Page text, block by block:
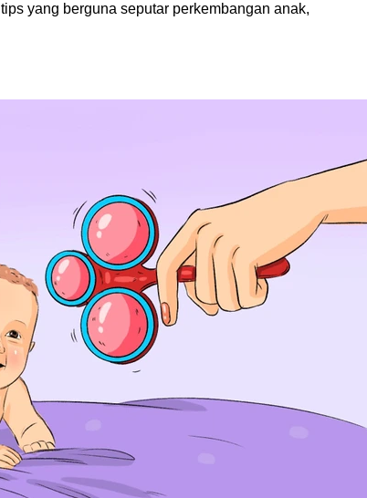
yang berguna seputar perkembangan anak,